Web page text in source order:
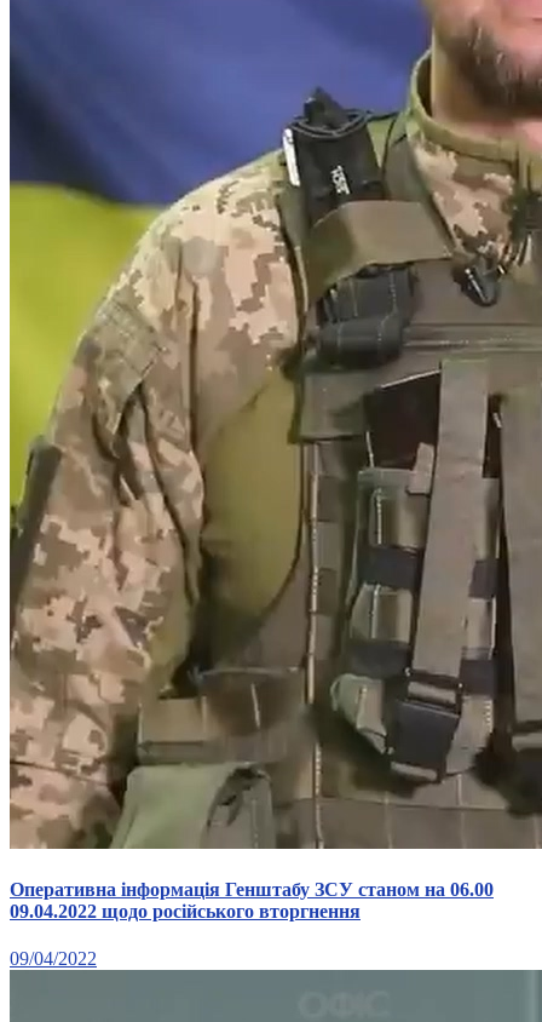
Оперативна інформація Генштабу ЗСУ станом на 06.00
09.04.2022 щодо російського вторгнення
09/04/2022